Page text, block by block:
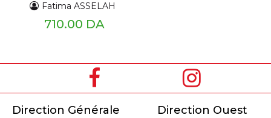
Fatima ASSELAH
710.00 DA
Direction Générale Direction Ouest